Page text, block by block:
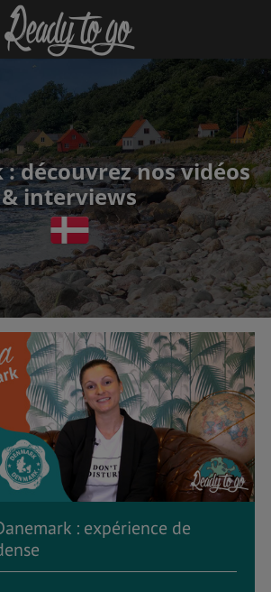
découvrez nos vidéos
& interviews
: expérience de